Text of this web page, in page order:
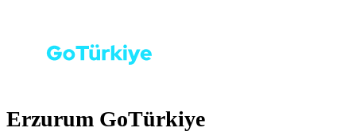
Erzurum GoTürkiye